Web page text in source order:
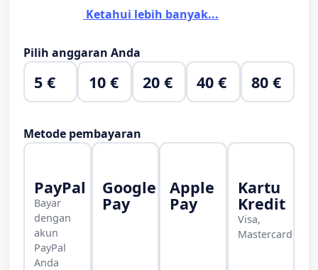
Ketahui lebih banyak...
Pilih anggaran Anda
5 € 10 € 20 € 40 € 80 €
Metode pembayaran
PayPal
Bayar
dengan
akun
PayPal
Anda
Google
Pay
Apple
Pay
Kartu
Kredit
Visa,
Mastercard